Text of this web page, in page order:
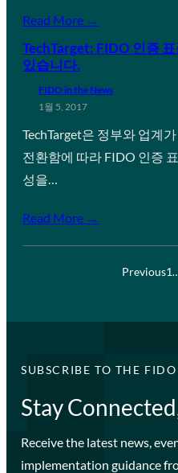
Read More →
TechTarget: FIDO 인증
있습니다.
FIDO in the News
1월 5, 2017
TechTarget은 정부와 업계
전환함에 따라 FIDO 인증
성을…
Read More →
Previous1
SUBSCRIBE TO THE
Stay
Receive the latest news,
implementation guidance